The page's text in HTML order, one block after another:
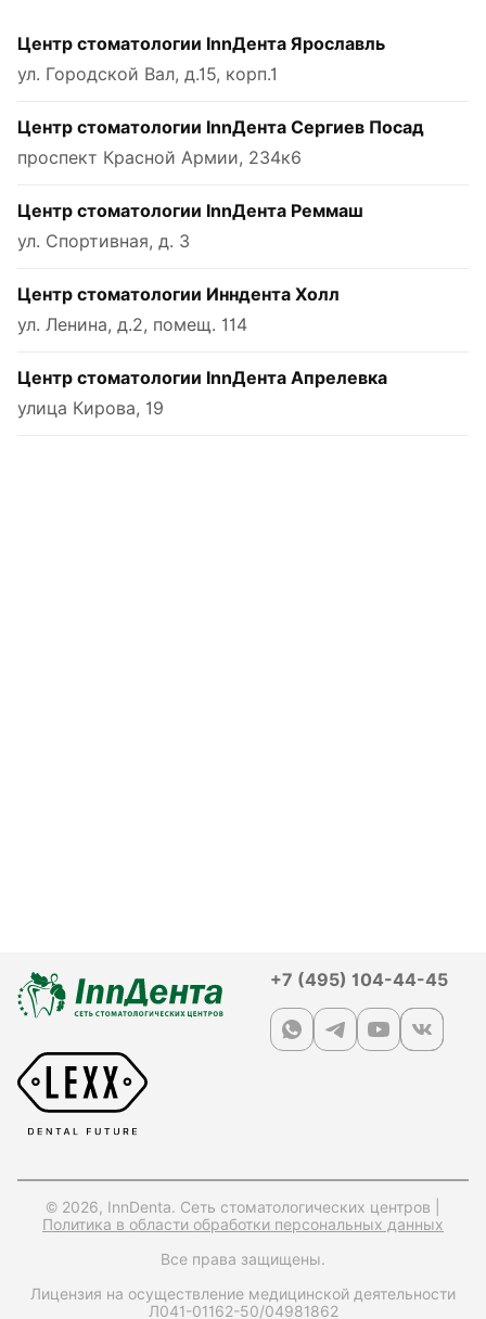
Центр стоматологии InnДента Ярославль
ул. Городской Вал, д.15, корп.1
Центр стоматологии InnДента Сергиев Посад
проспект Красной Армии, 234к6
Центр стоматологии InnДента Реммаш
ул. Спортивная, д. 3
Центр стоматологии Инндента Холл
ул. Ленина, д.2, помещ. 114
Центр стоматологии InnДента Апрелевка
улица Кирова, 19
+7 (495) 104-44-45
© 2026, InnDenta. Сеть стоматологических центров |
Политика в области обработки персональных данных
Все права защищены.
Лицензия на осуществление медицинской деятельности
Л041-01162-50/04981862